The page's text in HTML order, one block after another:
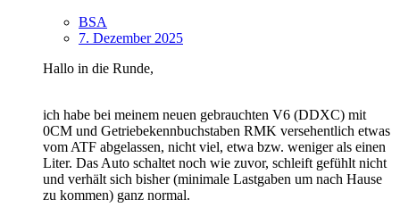
BSA
7. Dezember 2025
Hallo in die Runde,
ich habe bei meinem neuen gebrauchten V6 (DDXC) mit
0CM und Getriebekennbuchstaben RMK versehentlich etwas
vom ATF abgelassen, nicht viel, etwa bzw. weniger als einen
Liter. Das Auto schaltet noch wie zuvor, schleift gefühlt nicht
und verhält sich bisher (minimale Lastgaben um nach Hause
zu kommen) ganz normal.